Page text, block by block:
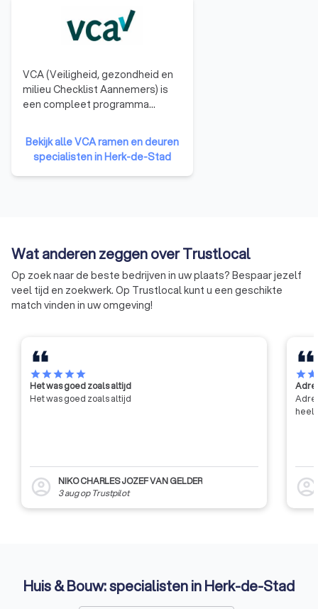
VCA (Veiligheid, gezondheid en
milieu Checklist Aannemers) is
een compleet programma
bedrijven structureel en
objectief worden getoetst en
gecertificeerd op hun VGM-
beheersysteem. Een bedrijf in
van veiligheid, gezondheid en
milieu.
Bekijk alle VCA ramen en deuren
specialisten in Herk-de-Stad
Wat anderen zeggen over Trustlocal
Op zoek naar de beste bedrijven in uw plaats? Bespaar jezelf
veel tijd en zoekwerk. Op Trustlocal kunt u een geschikte
match vinden in uw omgeving!
starstarstarstarstar
Het was goed zoals altijd
Het was goed zoals altijd
account_circle
NIKO CHARLES JOZEF VAN GELDER
3 augop Trustpilot
starstar
heel
account_circle
Huis & Bouw: specialisten in Herk-de-Stad